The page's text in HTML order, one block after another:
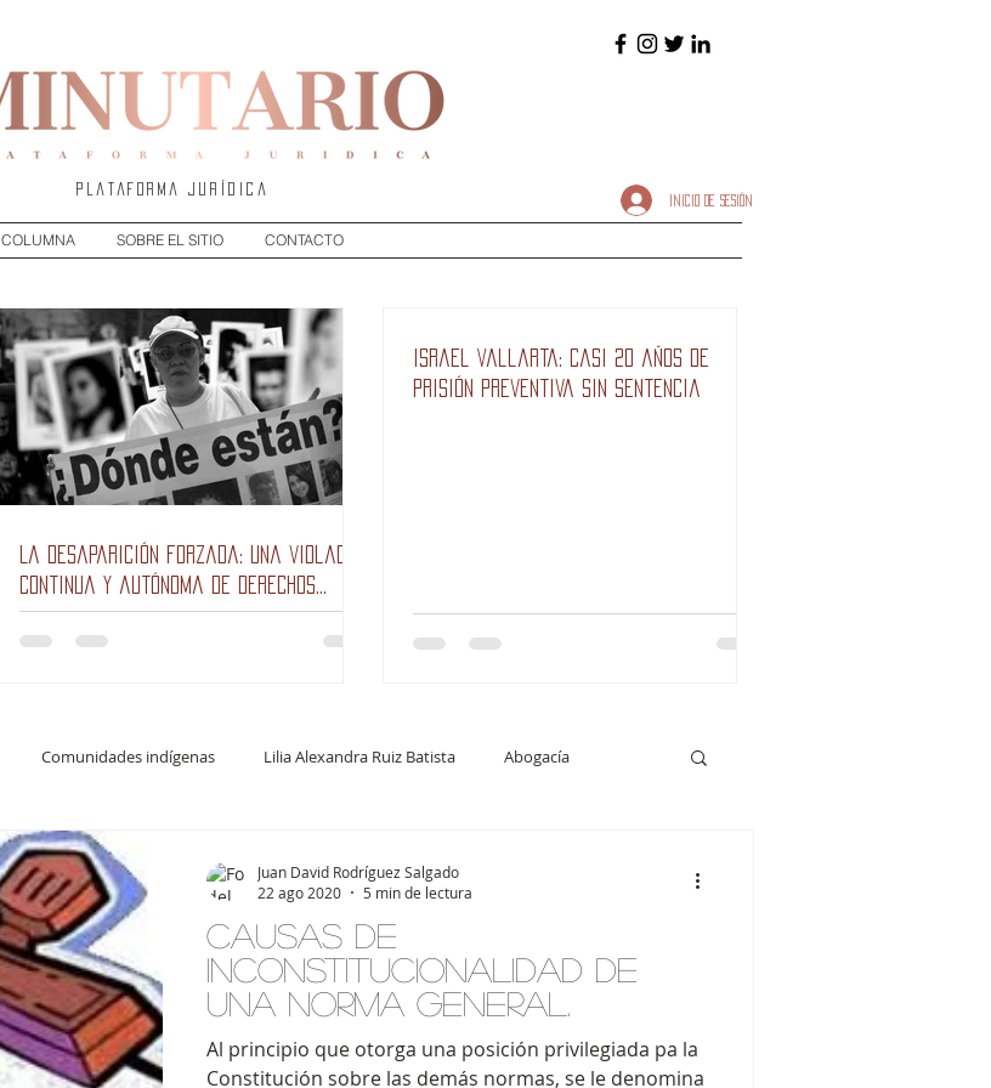
Plataforma jurídica
COLUMNA SOBRE EL SITIO CONTACTO
INICIO DE SESIÓN
La desaparición forzada: una violación
continua y autónoma de derechos
humanos
Israel Vallarta: casi 20 años de
prisión preventiva sin sentencia
Comunidades indígenas Lilia Alexandra Ruiz Batista Abogacía
Peculado
causas de
inconstitucionalidad de
una norma general.
Al principio que otorga una posición privilegiada pa la
Constitución sobre las demás normas, se le denomina
Juan David Rodríguez Salgado
22 ago 2020
5 min de lectura